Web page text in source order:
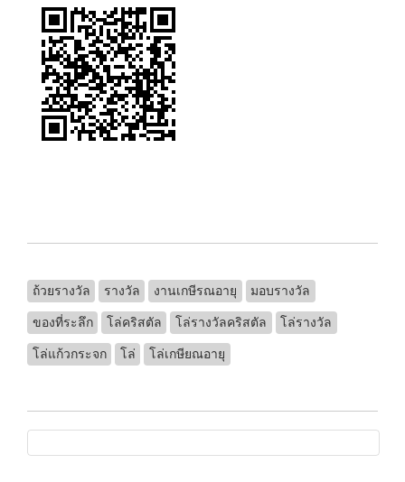
ถ้วยรางวัล รางวัล งานเกษีรณอายุ
มอบรางวัล
ของที่ระลึก
โล่คริสตัล โล่รางวัลคริสตัล
โล่รางวัล
โล่แก้วกระจก
โล่ โล่เกษียณอายุ